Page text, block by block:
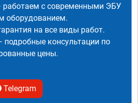
работаем с современными ЭБУ
оборудованием.
на все виды работ.
подробные консультации по
цены.
Telegram